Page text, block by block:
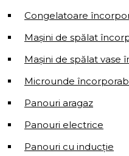
Congelatoare
Mașini de spălat
Mașini de spălat vase
Microunde
Panouri aragaz
Panouri electrice
Panouri cu inducție